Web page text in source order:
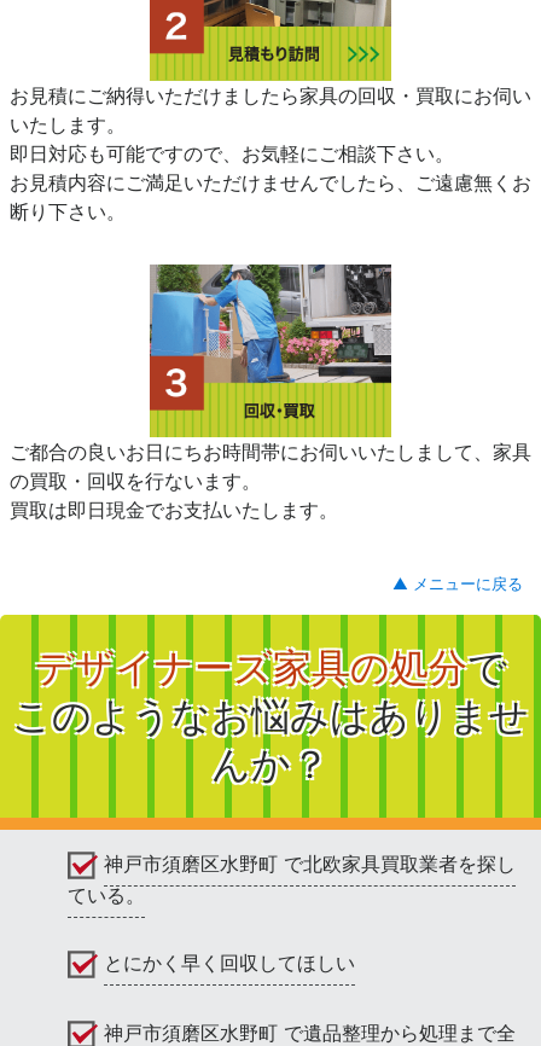
お見積にご納得いただけましたら家具の回収・買取にお伺い
いたします。
即日対応も可能ですので、お気軽にご相談下さい。
お見積内容にご満足いただけませんでしたら、ご遠慮無くお
断り下さい。
ご都合の良いお日にちお時間帯にお伺いいたしまして、家具
の買取・回収を行ないます。
買取は即日現金でお支払いたします。
▲ メニューに戻る
デザイナーズ家具の処分で
このようなお悩みはありませ
んか？
神戸市須磨区水野町 で北欧家具買取業者を探し
ている。
とにかく早く回収してほしい
神戸市須磨区水野町 で遺品整理から処理まで全